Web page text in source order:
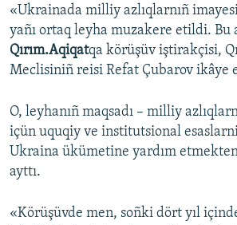
«Ukrainada milliy azlıqlarnıñ
yañı ortaq leyha muzakere etildi. Bu
Qırım.Aqiqatqa körüşüv iştirakçisi,
Meclisiniñ reisi Refat Çubarov ikâye
O, leyhanıñ maqsadı – milliy
içün uquqiy ve institutsional
Ukraina ükümetine yardım
ayttı.
«Körüşüvde men, soñki dört yıl